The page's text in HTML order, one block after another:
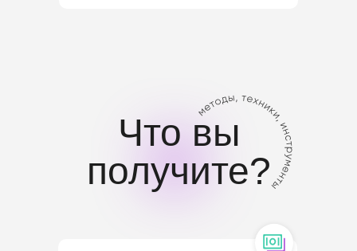
Что вы
получите?